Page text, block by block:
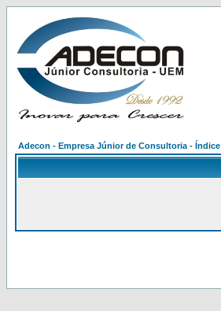
Adecon - Empresa Júnior de Consultoria - Índice